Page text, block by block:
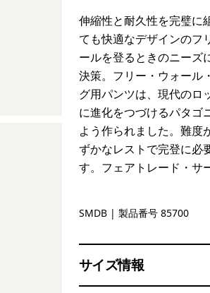
伸縮性と耐久性を完璧に
ても快適なデザインのフ
ールを登るときのニーズ
決策。フリー・ウォール
グ用パンツは、現代のロ
に進化をつづけるパタゴ
よう作られました。難度
ずかなレストで完登に必
す。フェアトレード・サ
Smolder Blue
SMDB | 製品番号 85700
サイズ情報